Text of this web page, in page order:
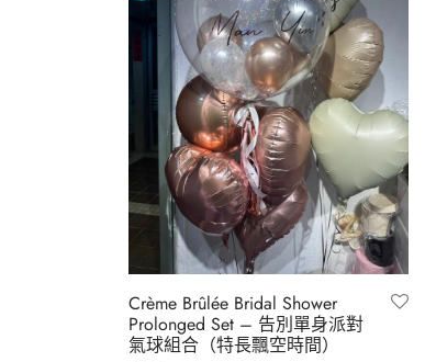
Crème Brûlée Bridal Shower
Prolonged Set – 告別單身派對
氣球組合（特長飄空時間）